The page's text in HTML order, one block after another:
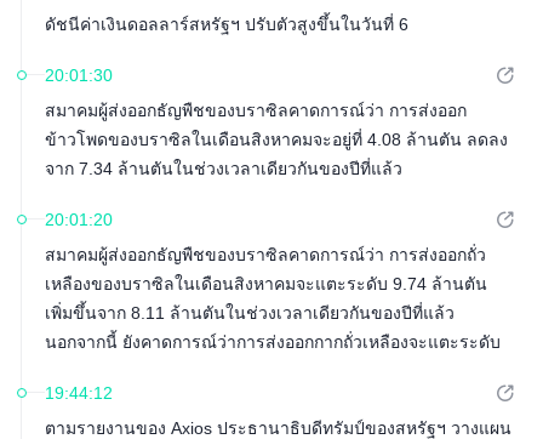
ดัชนีค่าเงินดอลลาร์สหรัฐฯ ปรับตัวสูงขึ้นในวันที่ 6
20:01:30
สมาคมผู้ส่งออกธัญพืชของบราซิลคาดการณ์ว่า การส่งออก
ข้าวโพดของบราซิลในเดือนสิงหาคมจะอยู่ที่ 4.08 ล้านตัน ลดลง
จาก 7.34 ล้านตันในช่วงเวลาเดียวกันของปีที่แล้ว
20:01:20
สมาคมผู้ส่งออกธัญพืชของบราซิลคาดการณ์ว่า การส่งออกถั่ว
เหลืองของบราซิลในเดือนสิงหาคมจะแตะระดับ 9.74 ล้านตัน
เพิ่มขึ้นจาก 8.11 ล้านตันในช่วงเวลาเดียวกันของปีที่แล้ว
นอกจากนี้ ยังคาดการณ์ว่าการส่งออกกากถั่วเหลืองจะแตะระดับ
เวลาเดียวกันของปีที่แล้ว
19:44:12
ตามรายงานของ Axios ประธานาธิบดีทรัมป์ของสหรัฐฯ วางแผน